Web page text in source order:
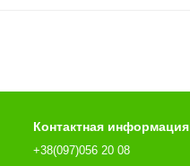
Контактная информация
+38(097)056 20 08